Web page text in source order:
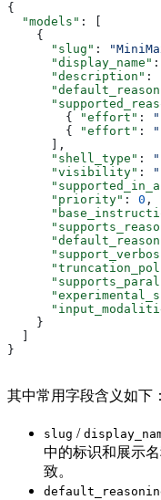
{
  "models"
: [
    {
      "slug"
:
      "display_name"
:
      "description"
:
        {
"effort" :
        {
"effort" :
      ],
      "shell_type"
:
      "visibility"
:
      "priority"
: 0 ,
    }
}
其中常用字段含义如下：
slug /
中的标识和展示
致。